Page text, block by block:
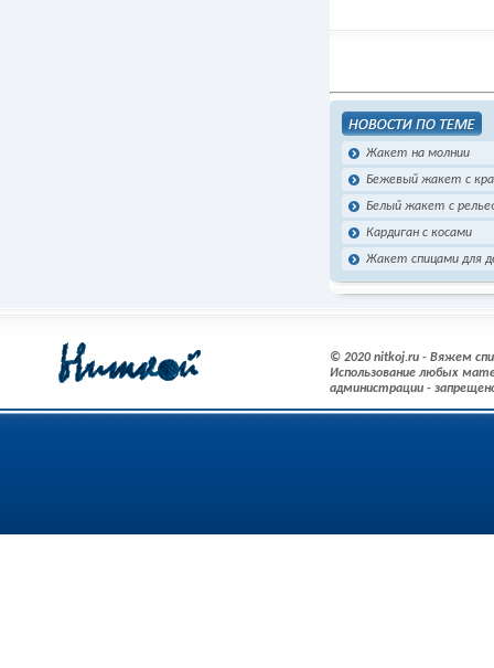
Жакет на молнии
Бежевый жакет с
Белый жакет с
Кардиган с косами
Жакет спицами для
© 2020 nitkoj.ru - Вяжем
Использование любых
администрации -